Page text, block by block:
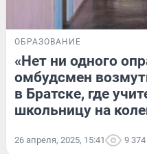
ОБРАЗОВАНИЕ
«Нет ни одного
омбудсмен
в Братске, где
школьницу на
26 апреля, 2025, 15:41 9 374